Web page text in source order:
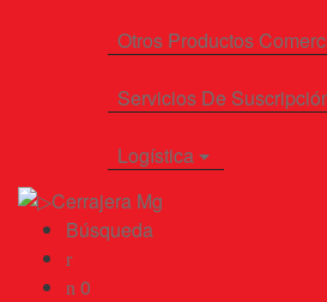
Otros Productos
Servicios De
Logística
Búsqueda
0